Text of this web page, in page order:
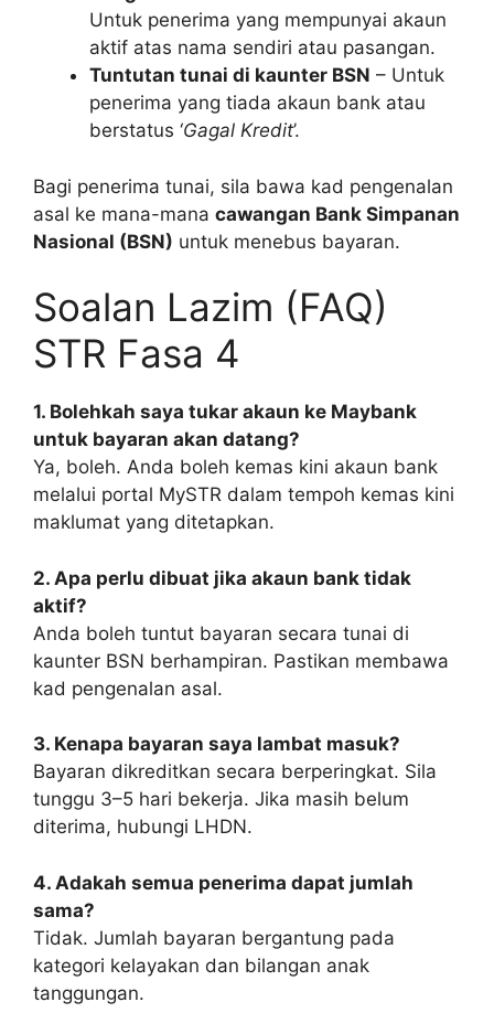
Untuk penerima yang mempunyai akaun
aktif atas nama sendiri atau pasangan.
Tuntutan tunai di kaunter BSN – Untuk
penerima yang tiada akaun bank atau
berstatus ‘Gagal Kredit’.
Bagi penerima tunai, sila bawa kad pengenalan
asal ke mana-mana cawangan Bank Simpanan
Nasional (BSN) untuk menebus bayaran.
Soalan Lazim (FAQ)
STR Fasa 4
1. Bolehkah saya tukar akaun ke Maybank
untuk bayaran akan datang?
Ya, boleh. Anda boleh kemas kini akaun bank
melalui portal MySTR dalam tempoh kemas kini
maklumat yang ditetapkan.
2. Apa perlu dibuat jika akaun bank tidak
aktif?
Anda boleh tuntut bayaran secara tunai di
kaunter BSN berhampiran. Pastikan membawa
kad pengenalan asal.
3. Kenapa bayaran saya lambat masuk?
Bayaran dikreditkan secara berperingkat. Sila
tunggu 3–5 hari bekerja. Jika masih belum
diterima, hubungi LHDN.
4. Adakah semua penerima dapat jumlah
sama?
Tidak. Jumlah bayaran bergantung pada
kategori kelayakan dan bilangan anak
tanggungan.